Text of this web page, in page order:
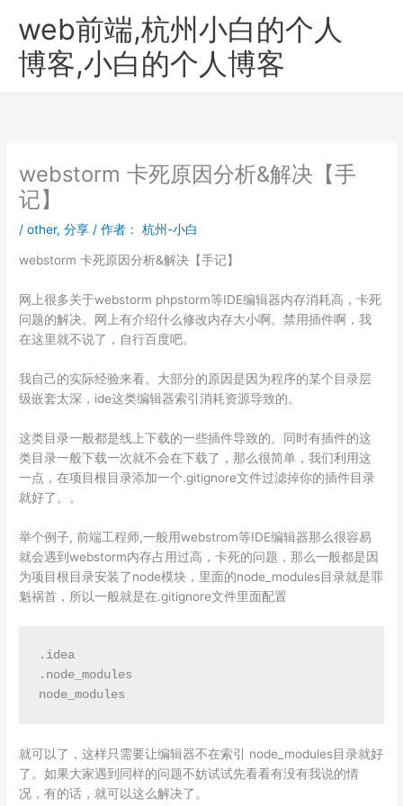
web前端,杭州小白的个人
博客,小白的个人博客
webstorm 卡死原因分析&解决【手
记】
/other,分享 / 作者： 杭州-小白
webstorm 卡死原因分析&解决【手记】
网上很多关于webstorm phpstorm等IDE编辑器内存消耗高，卡死
问题的解决。网上有介绍什么修改内存大小啊。禁用插件啊，我
在这里就不说了，自行百度吧。
我自己的实际经验来看。大部分的原因是因为程序的某个目录层
级嵌套太深，ide这类编辑器索引消耗资源导致的。
这类目录一般都是线上下载的一些插件导致的。同时有插件的这
类目录一般下载一次就不会在下载了，那么很简单，我们利用这
一点，在项目根目录添加一个.gitignore文件过滤掉你的插件目录
就好了。。
举个例子, 前端工程师,一般用webstrom等IDE编辑器那么很容易
就会遇到webstorm内存占用过高，卡死的问题，那么一般都是因
为项目根目录安装了node模块，里面的node_modules目录就是罪
魁祸首，所以一般就是在.gitignore文件里面配置
.idea
.node_modules
node_modules
就可以了，这样只需要让编辑器不在索引 node_modules目录就好
了。如果大家遇到同样的问题不妨试试先看看有没有我说的情
况，有的话，就可以这么解决了。